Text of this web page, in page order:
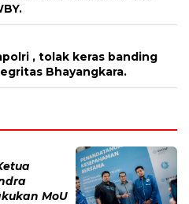
, tolak keras banding
Bhayangkara.
MoU